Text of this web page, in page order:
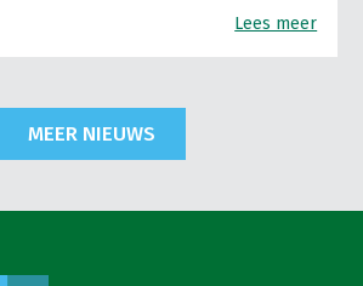
Lees meer
MEER NIEUWS